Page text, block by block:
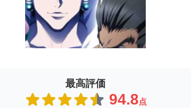
最高評価
94.8点